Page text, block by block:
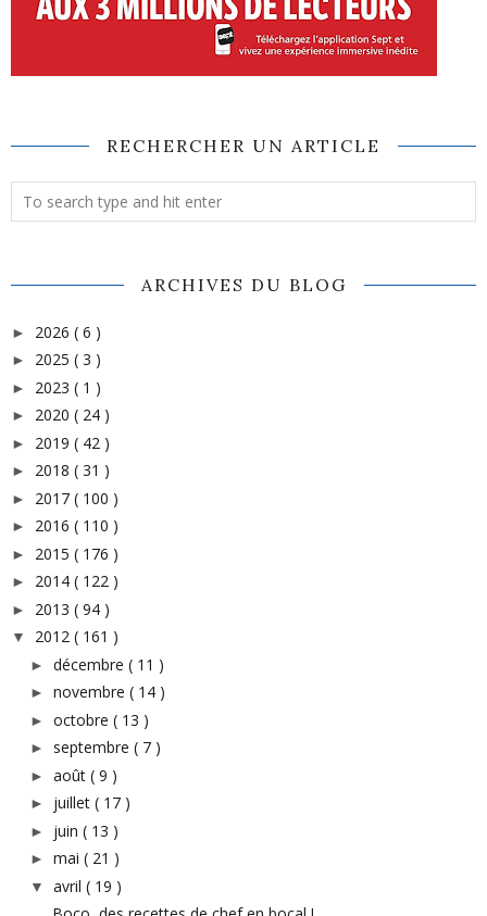
RECHERCHER UN ARTICLE
ARCHIVES DU BLOG
► 2026 ( 6 )
► 2025 ( 3 )
► 2023 ( 1 )
► 2020 ( 24 )
► 2019 ( 42 )
► 2018 ( 31 )
► 2017 ( 100 )
► 2016 ( 110 )
► 2015 ( 176 )
► 2014 ( 122 )
► 2013 ( 94 )
▼ 2012 ( 161 )
► décembre ( 11 )
► novembre ( 14 )
► octobre ( 13 )
► septembre ( 7 )
► août ( 9 )
► juillet ( 17 )
► juin ( 13 )
► mai ( 21 )
▼ avril ( 19 )